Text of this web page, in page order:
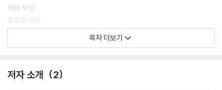
에바 부인
종말의 발단
목차 더보기
저자 소개 2